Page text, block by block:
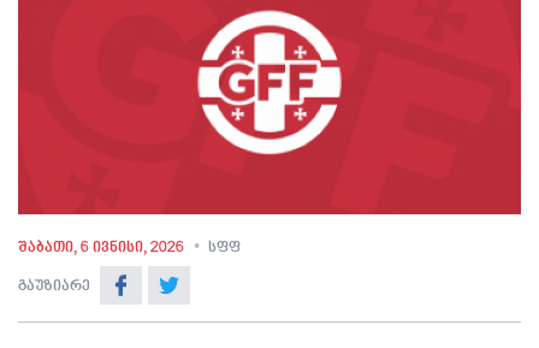
შაბათი, 6 ივნისი, 2026 სფფ
გაუზიარე